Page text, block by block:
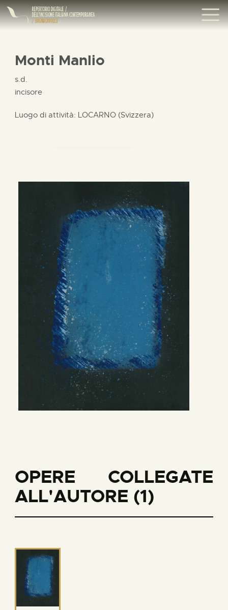
Monti Manlio
s.d.
incisore
Luogo di attività: LOCARNO (Svizzera)
OPERE COLLEGATE
ALL'AUTORE (1)